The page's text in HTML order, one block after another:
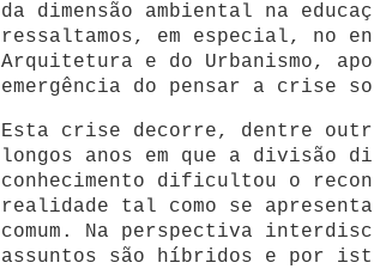
da dimensão ambiental na
ressaltamos, em especial, no
Arquitetura e do Urbanismo,
emergência do pensar a crise
Esta crise decorre, dentre
longos anos em que a divisão
conhecimento dificultou o
realidade tal como se
comum. Na perspectiva
assuntos são híbridos e por isto